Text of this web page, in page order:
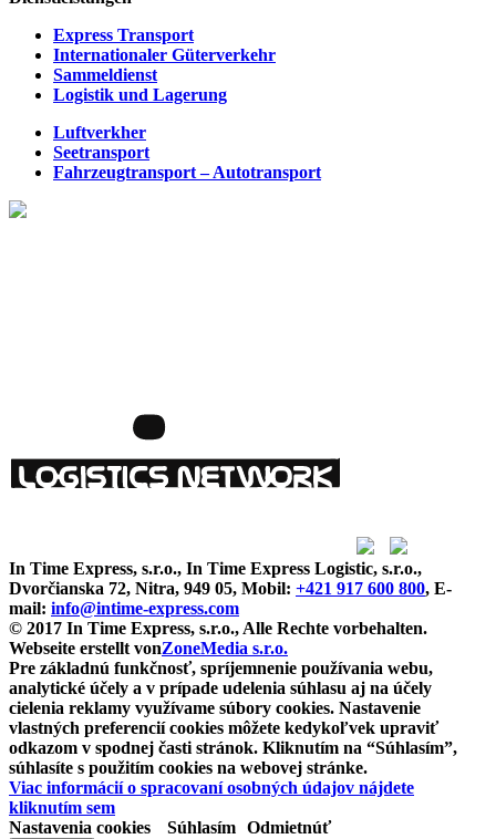
Express Transport
Internationaler Güterverkehr
Sammeldienst
Logistik und Lagerung
Luftverkher
Seetransport
Fahrzeugtransport – Autotransport
In Time Express, s.r.o., In Time Express Logistic, s.r.o.,
Dvorčianska 72, Nitra, 949 05, Mobil: +421 917 600 800, E-
mail: info@intime-express.com
© 2017 In Time Express, s.r.o., Alle Rechte vorbehalten.
Webseite erstellt vonZoneMedia s.r.o.
Pre základnú funkčnosť, spríjemnenie používania webu,
analytické účely a v prípade udelenia súhlasu aj na účely
cielenia reklamy využívame súbory cookies. Nastavenie
vlastných preferencií cookies môžete kedykoľvek upraviť
odkazom v spodnej časti stránok. Kliknutím na “Súhlasím”,
súhlasíte s použitím cookies na webovej stránke.
Viac informácií o spracovaní osobných údajov nájdete
kliknutím sem
Nastavenia cookies
Súhlasím Odmietnúť